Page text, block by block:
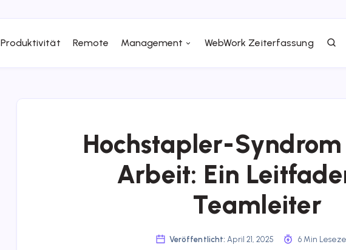
Produktivität Remote Management WebWork Zeiterfassung
Hochstapler-
Arbeit: Ein
Teamleiter
Veröffentlicht: April 21, 2025 6 Min